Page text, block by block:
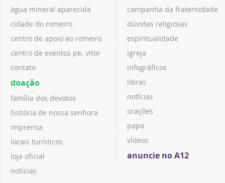
água mineral aparecida
cidade do romeiro
centro de apoio ao romeiro
centro de eventos pe. vitor
contato
doação
família dos devotos
história de nossa senhora
imprensa
locais turísticos
loja oficial
notícias
campanha da fraternidade
dúvidas religiosas
espiritualidade
igreja
infográficos
libras
notícias
orações
papa
vídeos
anuncie no A12